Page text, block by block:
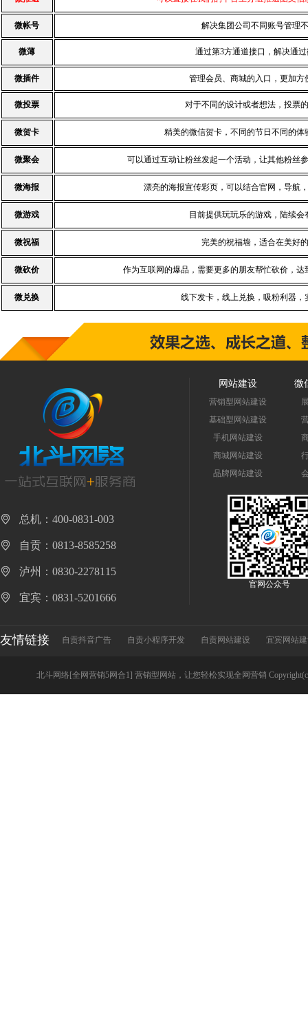
微帐号 解决集团公司不同账号管理
微薄 通过第3方通道接口，解决通
微插件 管理会员、商城的入口，更加
微投票 对于不同的设计或者想法，投票
微贺卡 精美的微信贺卡，不同的节日不同的
微聚会 可以通过互动让粉丝发起一个活动，让其他粉丝
微海报 漂亮的海报宣传彩页，可以结合官网，导航
微游戏 目前提供玩玩乐的游戏，陆续
微祝福 完美的祝福墙，适合在美好
微砍价 作为互联网的爆品，需要更多的朋友帮忙砍价，
微兑换 线下发卡，线上兑换，吸粉利器，
总机：400-0831-003
自贡：0813-8585258
泸州：0830-2278115
宜宾：0831-5201666
网站建设
营销型网站建设
基础型网站建设
手机网站建设
商城网站建设
品牌网站建设
微
官网公众号
友情链接 自贡抖音广告 自贡小程序开发 自贡网站建设 宜宾网站
北斗网络[全网营销5网合1] 营销型网站，让您轻松实现全网营销